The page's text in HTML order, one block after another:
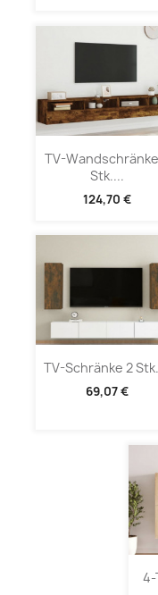
TV-
Stk....
124,70 €
TV-Schränke 2
69,07 €
4-